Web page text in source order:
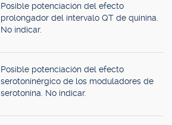
Posible potenciación del efecto
prolongador del intervalo QT de quinina.
No indicar.
Posible potenciación del efecto
serotoninérgico de los moduladores de
serotonina. No indicar.